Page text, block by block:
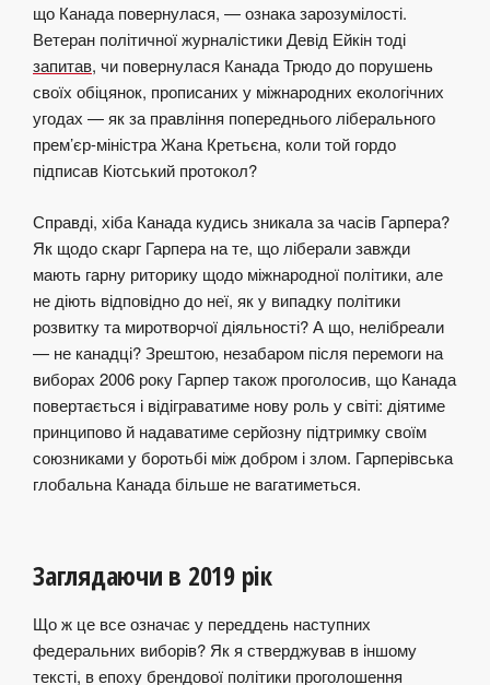
що Канада повернулася, — ознака зарозумілості.
Ветеран політичної журналістики Девід Ейкін тоді
запитав, чи повернулася Канада Трюдо до порушень
своїх обіцянок, прописаних у міжнародних екологічних
угодах — як за правління попереднього ліберального
прем’єр-міністра Жана Кретьєна, коли той гордо
підписав Кіотський протокол?
Справді, хіба Канада кудись зникала за часів Гарпера?
Як щодо скарг Гарпера на те, що ліберали завжди
мають гарну риторику щодо міжнародної політики, але
не діють відповідно до неї, як у випадку політики
розвитку та миротворчої діяльності? А що, нелібреали
— не канадці? Зрештою, незабаром після перемоги на
виборах 2006 року Гарпер також проголосив, що Канада
повертається і відіграватиме нову роль у світі: діятиме
принципово й надаватиме серйозну підтримку своїм
союзниками у боротьбі між добром і злом. Гарперівська
глобальна Канада більше не вагатиметься.
Заглядаючи в 2019 рік
Що ж це все означає у переддень наступних
федеральних виборів? Як я стверджував в іншому
тексті, в епохубрендової політики проголошення